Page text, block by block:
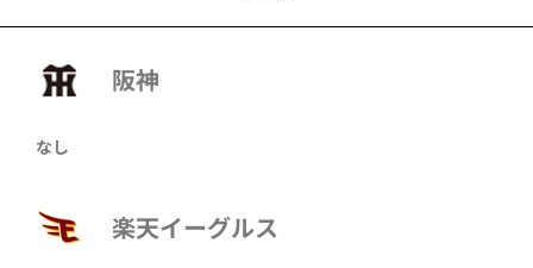
阪神
なし
楽天イーグルス